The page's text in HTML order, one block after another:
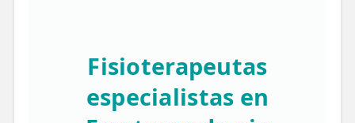
Fisioterapeutas
especialistas en